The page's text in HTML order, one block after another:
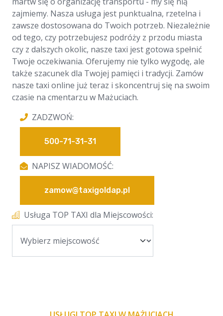
zajmiemy. Nasza usługa jest punktualna, rzetelna i
zawsze dostosowana do Twoich potrzeb. Niezależnie
od tego, czy potrzebujesz podróży z przodu miasta
czy z dalszych okolic, nasze taxi jest gotowa spełnić
Twoje oczekiwania. Oferujemy nie tylko wygodę, ale
także szacunek dla Twojej pamięci i tradycji. Zamów
nasze taxi online już teraz i skoncentruj się na swoim
czasie na cmentarzu w Mażuciach.
ZADZWOŃ:
500-71-31-31
NAPISZ WIADOMOŚĆ:
zamow@taxigoldap.pl
Usługa TOP TAXI dla Miejscowości: